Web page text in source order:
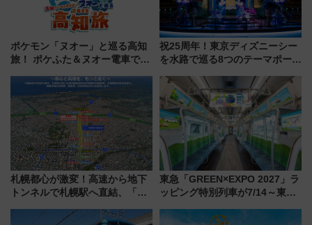
ポケモン「ヌオー」と巡る高知
旅！ ポケふた＆ヌオー電車で楽
路の絶景と絶品グルメを満喫！
（7月18日スタート）
祝25周年！東京ディズニーシー
を水路で巡る8つのテーマポート
札幌都心が激変！高速から地下
トンネルで札幌駅へ直結、「創
から本格着工、延長4.8km整備
東急「GREEN×EXPO 2027」ラ
ッピング特別列車が7/14～東
ー！ 注目の編成やデザインまと